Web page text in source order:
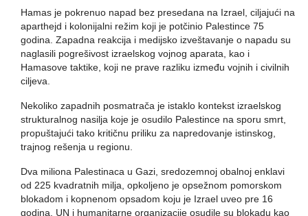
Hamas je pokrenuo napad bez presedana na Izrael, ciljajući na
aparthejd i kolonijalni režim koji je potčinio Palestince 75
godina. Zapadna reakcija i medijsko izveštavanje o napadu su
naglasili pogrešivost izraelskog vojnog aparata, kao i
Hamasove taktike, koji ne prave razliku između vojnih i civilnih
ciljeva.
Nekoliko zapadnih posmatrača je istaklo kontekst izraelskog
strukturalnog nasilja koje je osudilo Palestince na sporu smrt,
propuštajući tako kritičnu priliku za napredovanje istinskog,
trajnog rešenja u regionu.
Dva miliona Palestinaca u Gazi, sredozemnoj obalnoj enklavi
od 225 kvadratnih milja, opkoljeno je opsežnom pomorskom
blokadom i kopnenom opsadom koju je Izrael uveo pre 16
godina. UN i humanitarne organizacije osudile su blokadu kao